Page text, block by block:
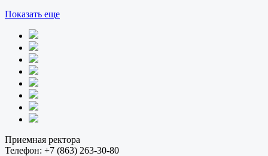
Показать еще
Приемная ректора
Телефон: +7 (863) 263-30-80